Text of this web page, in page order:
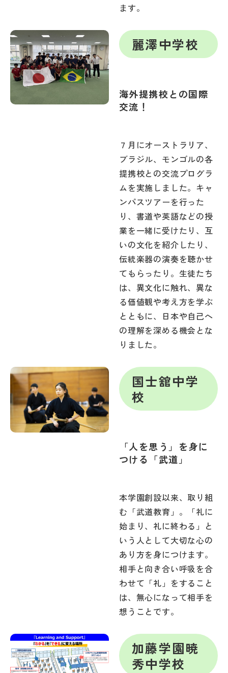
ます。
麗澤中学校
海外提携校との国際
交流！
７月にオーストラリア、
ブラジル、モンゴルの各
提携校との交流プログラ
ムを実施しました。キャ
ンパスツアーを行った
り、書道や英語などの授
業を一緒に受けたり、互
いの文化を紹介したり、
伝統楽器の演奏を聴かせ
てもらったり。生徒たち
は、異文化に触れ、異な
る価値観や考え方を学ぶ
とともに、日本や自己へ
の理解を深める機会とな
りました。
国士舘中学
校
「人を思う」を身に
つける「武道」
本学園創設以来、取り組
む「武道教育」。「礼に
始まり、礼に終わる」と
いう人として大切な心の
あり方を身につけます。
相手と向き合い呼吸を合
わせて「礼」をすること
は、無心になって相手を
想うことです。
加藤学園暁
秀中学校